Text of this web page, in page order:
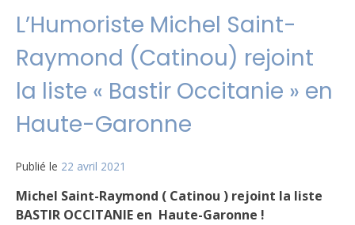
L’Humoriste Michel Saint-
Raymond (Catinou) rejoint
la liste « Bastir Occitanie » en
Haute-Garonne
Publié le 22 avril 2021
Michel Saint-Raymond ( Catinou ) rejoint la liste
BASTIR OCCITANIE en Haute-Garonne !